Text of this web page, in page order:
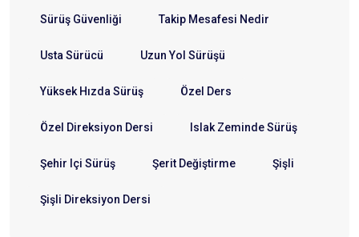
Sürüş Güvenliği Takip Mesafesi Nedir
Usta Sürücü Uzun Yol Sürüşü
Yüksek Hızda Sürüş Özel Ders
Özel Direksiyon Dersi Islak Zeminde Sürüş
Şehir Içi Sürüş Şerit Değiştirme Şişli
Şişli Direksiyon Dersi